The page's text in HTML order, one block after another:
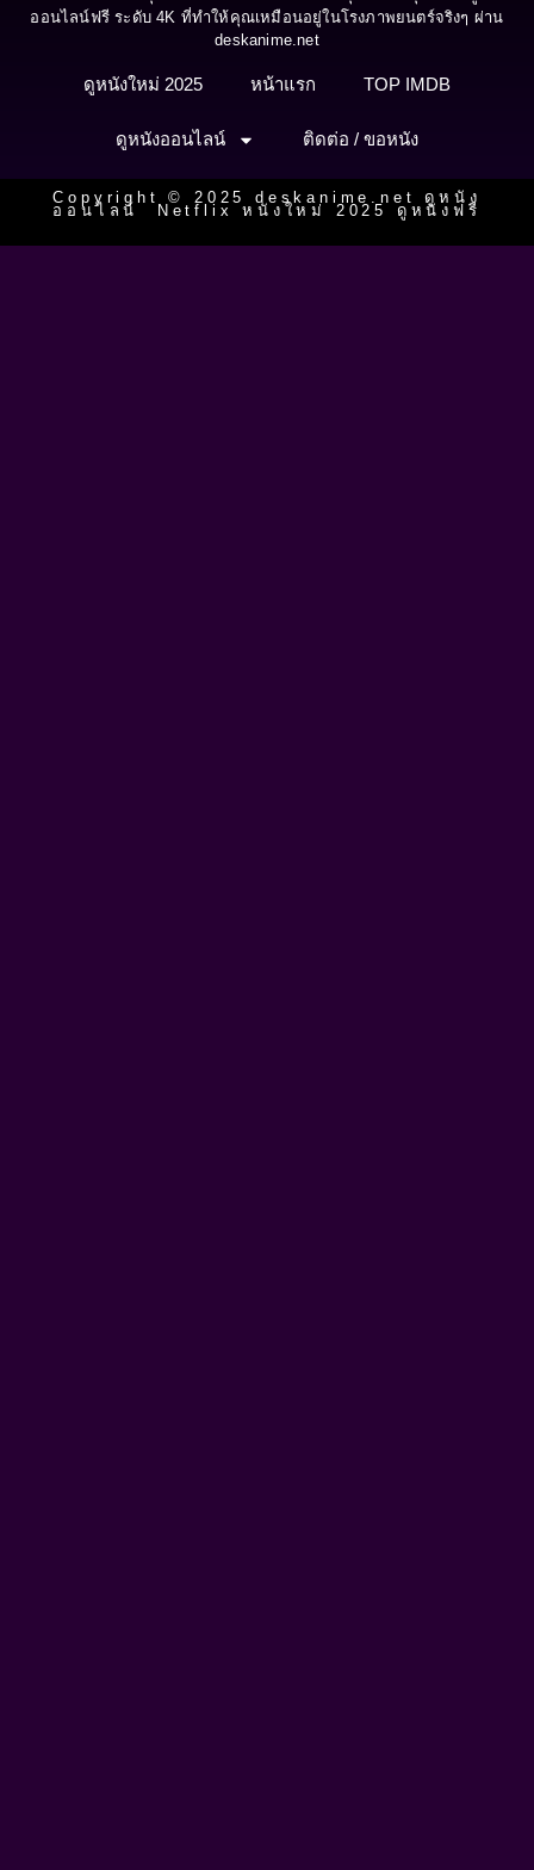
ออนไลน์ฟรี ระดับ 4K ที่ทำให้คุณเหมือนอยู่ในโรงภาพยนตร์จริงๆ ผ่าน
deskanime.net
ดูหนังใหม่ 2025 หน้าแรก TOP IMDB
ดูหนังออนไลน์ ติดต่อ / ขอหนัง
Copyright © 2025 deskanime.net ดูหนัง
ออนไลน์ Netflix หนังใหม่ 2025 ดูหนังฟรี